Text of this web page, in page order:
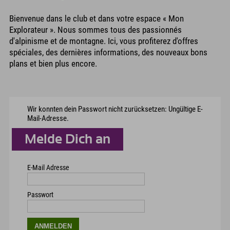
Bienvenue dans le club et dans votre espace « Mon
Explorateur ». Nous sommes tous des passionnés
d'alpinisme et de montagne. Ici, vous profiterez d'offres
spéciales, des dernières informations, des nouveaux bons
plans et bien plus encore.
Wir konnten dein Passwort nicht zurücksetzen: Ungültige E-
Mail-Adresse.
Melde Dich an
E-Mail Adresse
Passwort
ANMELDEN